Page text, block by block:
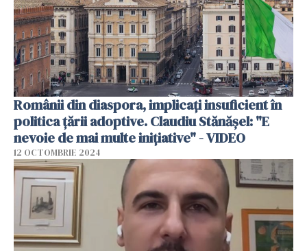
Românii din diaspora, implicați insuficient în
politica țării adoptive. Claudiu Stănășel: "E
nevoie de mai multe inițiative" - VIDEO
12 OCTOMBRIE 2024